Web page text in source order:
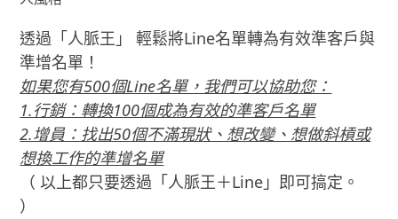
透過「人脈王」 輕鬆將Line名單轉為有效準客戶與
準增名單！
如果您有500個Line名單，我們可以協助您：
1.行銷：轉換100個成為有效的準客戶名單
2.增員：找出50個不滿現狀、想改變、想做斜槓或
想換工作的準增名單
（ 以上都只要透過「人脈王＋Line」即可搞定。
）